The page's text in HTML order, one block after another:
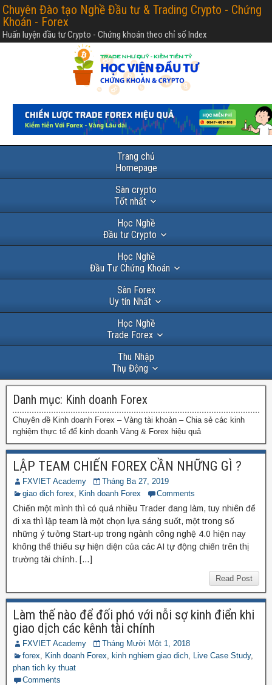
Chuyên Đào tạo Nghề Đầu tư & Trading Crypto - Chứng
Khoán - Forex
Huấn luyện đầu tư Crypto - Chứng khoán theo chỉ số Index
Trang chủ
Homepage
Sàn crypto
Tốt nhất
Học Nghề
Đầu tư Crypto
Học Nghề
Đầu Tư Chứng Khoán
Sàn Forex
Uy tín Nhất
Học Nghề
Trade Forex
Thu Nhập
Thụ Động
Danh mục: Kinh doanh Forex
Chuyên đề Kinh doanh Forex – Vàng tài khoản – Chia sẻ các kinh
nghiệm thực tế để kinh doanh Vàng & Forex hiệu quả
LẬP TEAM CHIẾN FOREX CẦN NHỮNG GÌ ?
FXVIET Academy
Tháng Ba 27, 2019
giao dich forex
Kinh doanh Forex Comments
Chiến một mình thì có quá nhiều Trader đang làm, tuy nhiên để
đi xa thì lập team là một chọn lựa sáng suốt, một trong số
những ý tưởng Start-up trong ngành công nghệ 4.0 hiện nay
không thể thiếu sự hiện diện của các AI tự động chiến trên thị
trường tài chính. […]
Read Post
Làm thế nào để đối phó với nỗi sợ kinh điển khi
giao dịch các kênh tài chính
FXVIET Academy
Tháng Mười Một 1, 2018
forex
Kinh doanh Forex kinh nghiem giao dich Live Case Study,
phan tich ky thuat
Comments